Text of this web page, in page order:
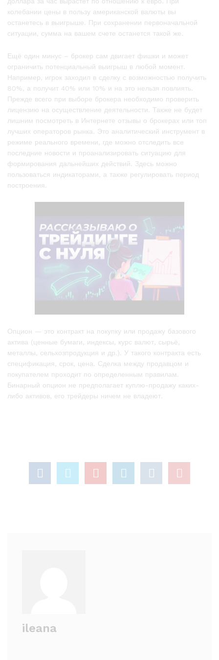
колебании цены в пользу американской валюты вы
останетесь в выигрыше. При сохранении первоначальной
ситуации, сумма на вашем счете останется такой же.
Ещё один минус – брокер сам двигает фишки и может
ограничить потенциальный выигрыш в любой момент.
Например, игрок заходил в сделку с возможностью получить
80%, а получит 40% или 10% и на это нельзя повлиять.
Прежде всего при выборе брокера необходимо проверить
лицензию на осуществление деятельности. Также не будет
лишним посмотреть в Интернете отзывы о брокерах или топ
лучших операторов рынка. Это аналитический инструмент в
режиме реального времени, где можно отследить все
последние новости и проанализировать ситуацию для
формирования дальнейших действий. Здесь можно
пользоваться индикаторами, а также регулировать период
построения.
Опцион — это контракт на покупку или продажу базового
актива (ценные бумаги, индексы, курс валют, сырьё,
металлы, сельхозпродукция и др.). У такого контракта есть
спецификация, срок, цена. Сделка между продавцом и
покупателем проходит по определенным правилам.
Бинарный опцион не предполагает куплю-продажу каких-
либо активов, его трейдеры ничем не владеют.
ileana